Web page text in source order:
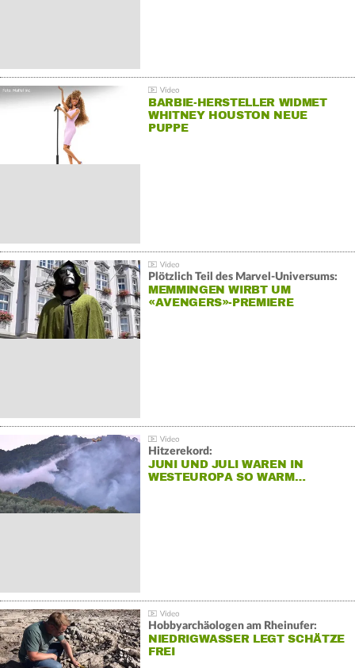
BARBIE-HERSTELLER WIDMET
WHITNEY HOUSTON NEUE
PUPPE
Plötzlich Teil des Marvel-Universums:
MEMMINGEN WIRBT UM
«AVENGERS»-PREMIERE
Hitzerekord:
JUNI UND JULI WAREN IN
WESTEUROPA SO WARM…
Hobbyarchäologen am Rheinufer:
NIEDRIGWASSER LEGT SCHÄTZE
FREI